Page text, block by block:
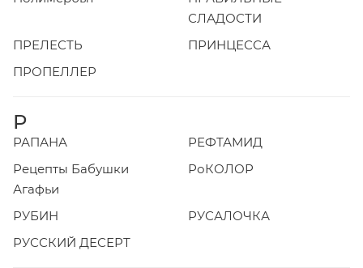
СЛАДОСТИ
ПРЕЛЕСТЬ
ПРИНЦЕССА
ПРОПЕЛЛЕР
Р
РАПАНА
РЕФТАМИД
Рецепты Бабушки
Агафьи
РоКОЛОР
РУБИН
РУСАЛОЧКА
РУССКИЙ ДЕСЕРТ